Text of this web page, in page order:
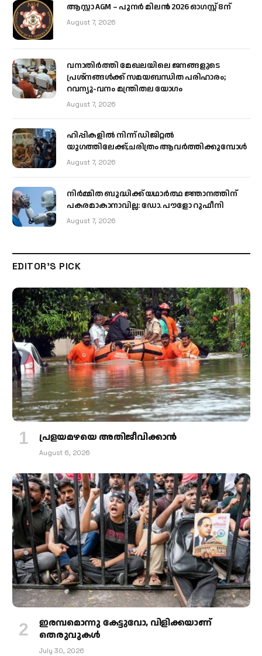
ആസ്റ്റാ AGM – പുനർ മിലൻ 2026 ഓഗസ്റ്റ് 8ന്
August 7, 2026
വനാതിർത്തി മേഖലയിലെ ജനങ്ങളുടെ
പ്രശ്നങ്ങൾക്ക് സമയബന്ധിത പരിഹാരം;
റവന്യൂ-വനം മന്ത്രിതല യോഗം
August 7, 2026
ഹിപ്പികളില്‍ നിന്ന് ഡിജിറ്റല്‍
യുഗത്തിലേക്ക്;ചരിത്രം ആവര്‍ത്തിക്കുമ്പോള്‍
August 7, 2026
നിർമ്മിത ബുദ്ധിക്ക് യഥാർത്ഥ ജ്ഞാനത്തിന്
പകരമാകാനാവില്ല: ഡോ. പൗളോ റുഫീനി
August 7, 2026
EDITOR'S PICK
പ്രളയമഴയെ അതിജീവിക്കാന്‍
August 6, 2026
ഇരമ്പമൊന്നു കേട്ടുവോ, വിളിക്കയാണ്
തെരുവുകള്‍
July 30, 2026